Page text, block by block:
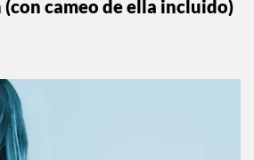
cameo de ella incluido)